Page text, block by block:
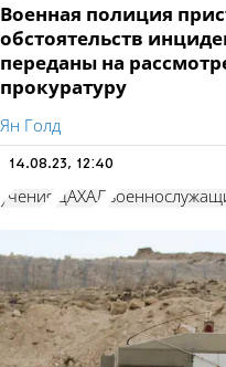
Военная полиция
обстоятельств
переданы на
прокуратуру
Ян Голд
14.08.23, 12:40
учения ЦАХАЛ